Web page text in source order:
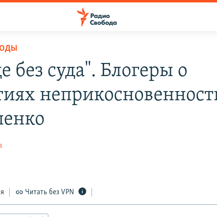
без суда". Блогеры о
Читать без VPN